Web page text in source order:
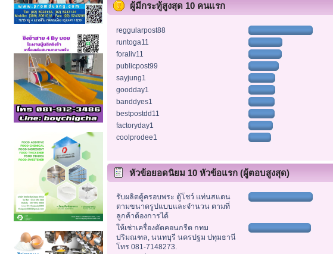
ผู้มีกระทู้สูงสุด 10 คนแรก
reggularpost88
runtoga11
foraliv11
publicpost99
sayjung1
goodday1
banddyes1
bestpostdd11
factoryday1
coolprodee1
หัวข้อยอดนิยม 10 หัวข้อแรก (ผู้ตอบสูงสุด)
รับผลิตตู้ครอบพระ ตู้โชว์ แท่นสแตน
ตามขนาดรูปแบบและจำนวน ตามที่
ลูกค้าต้องการได้
ให้เช่าเครื่องตัดคอนกรีต กทม
ปริมณฑล, นนทบุรี นครปฐม ปทุมธานี
โทร 081-7148273.